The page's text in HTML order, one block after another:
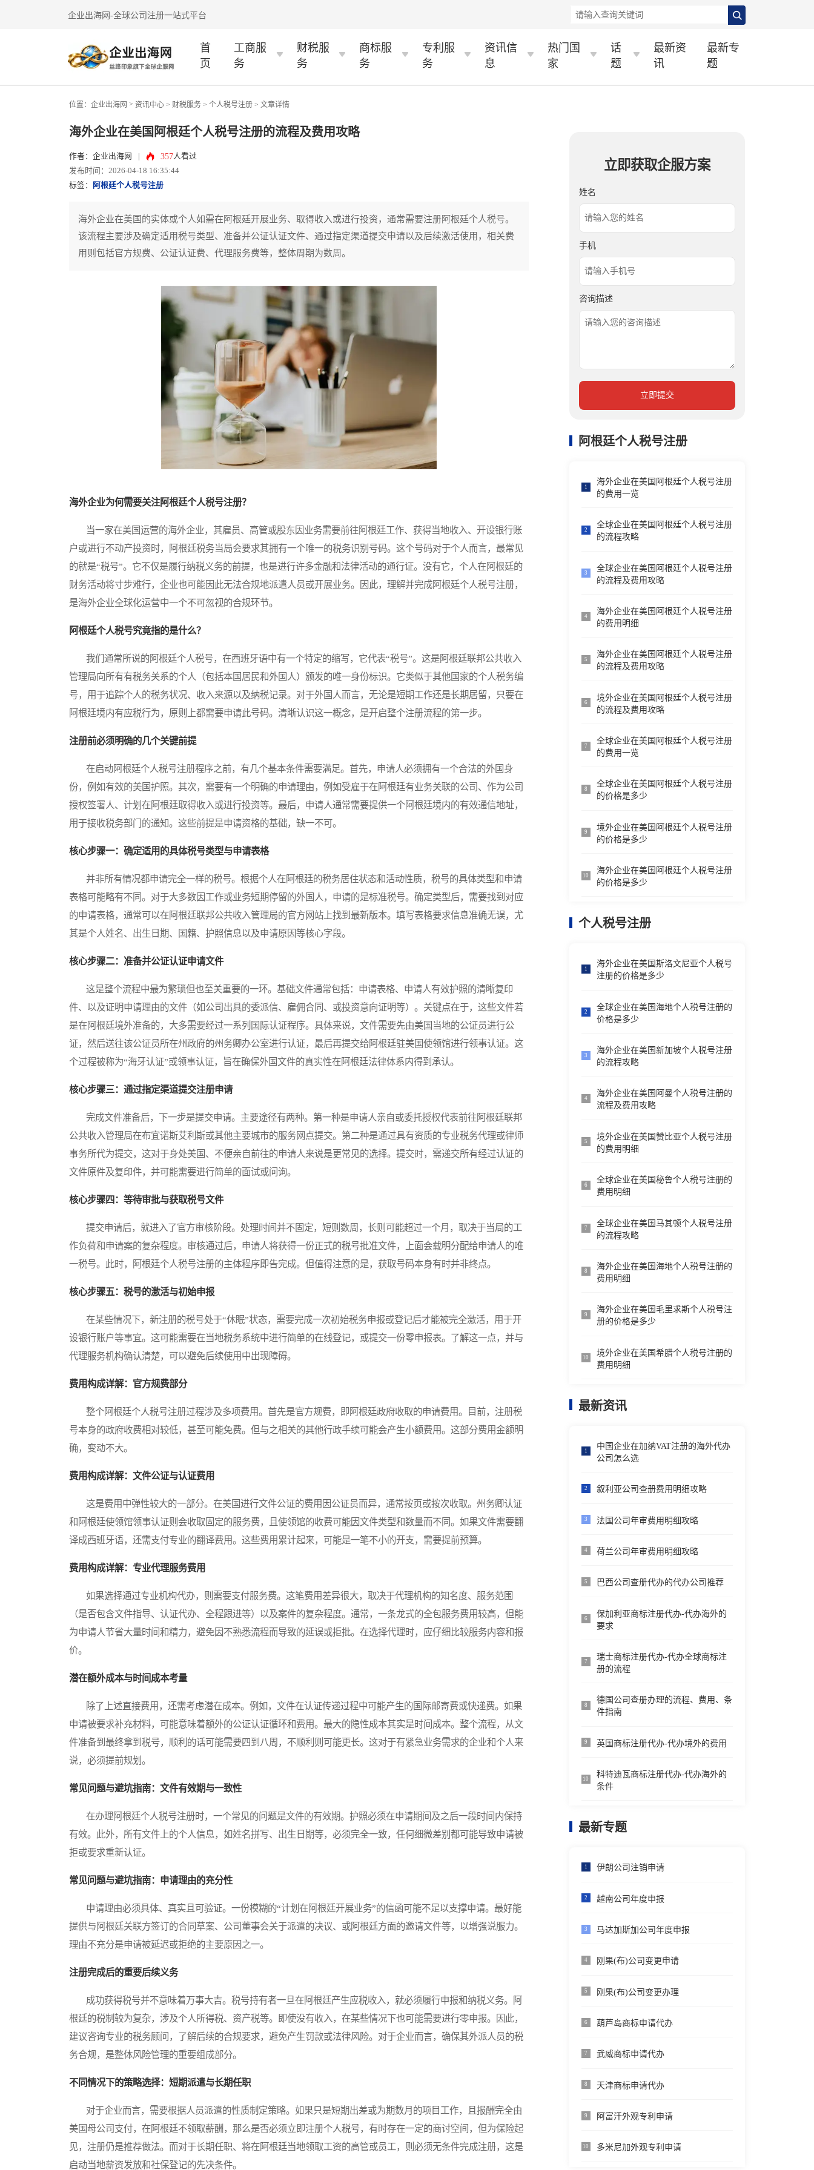
企业出海网-全球公司注册一站式平台
首
页
工商服
务
财税服
务
商标服
务
专利服
务
资讯信
息
热门国
家
话
题
最新资
讯
最新专
题
位置： 企业出海网 > 资讯中心 > 财税服务 > 个人税号注册 > 文章详情
海外企业在美国阿根廷个人税号注册的流程及费用攻略
作者：企业出海网 357人看过
发布时间：2026-04-18 16:35:44
标签：
阿根廷个人税号注册
海外企业在美国的实体或个人如需在阿根廷开展业务、取得收入或进行投资，通常需要注册阿根廷个人税号。
该流程主要涉及确定适用税号类型、准备并公证认证文件、通过指定渠道提交申请以及后续激活使用，相关费
用则包括官方规费、公证认证费、代理服务费等，整体周期为数周。
海外企业为何需要关注阿根廷个人税号注册？
当一家在美国运营的海外企业，其雇员、高管或股东因业务需要前往阿根廷工作、获得当地收入、开设银行账
户或进行不动产投资时，阿根廷税务当局会要求其拥有一个唯一的税务识别号码。这个号码对于个人而言，最常见
的就是“税号”。它不仅是履行纳税义务的前提，也是进行许多金融和法律活动的通行证。没有它，个人在阿根廷的
财务活动将寸步难行，企业也可能因此无法合规地派遣人员或开展业务。因此，理解并完成阿根廷个人税号注册，
是海外企业全球化运营中一个不可忽视的合规环节。
阿根廷个人税号究竟指的是什么？
我们通常所说的阿根廷个人税号，在西班牙语中有一个特定的缩写，它代表“税号”。这是阿根廷联邦公共收入
管理局向所有有税务关系的个人（包括本国居民和外国人）颁发的唯一身份标识。它类似于其他国家的个人税务编
号，用于追踪个人的税务状况、收入来源以及纳税记录。对于外国人而言，无论是短期工作还是长期居留，只要在
阿根廷境内有应税行为，原则上都需要申请此号码。清晰认识这一概念，是开启整个注册流程的第一步。
注册前必须明确的几个关键前提
在启动阿根廷个人税号注册程序之前，有几个基本条件需要满足。首先，申请人必须拥有一个合法的外国身
份，例如有效的美国护照。其次，需要有一个明确的申请理由，例如受雇于在阿根廷有业务关联的公司、作为公司
授权签署人、计划在阿根廷取得收入或进行投资等。最后，申请人通常需要提供一个阿根廷境内的有效通信地址，
用于接收税务部门的通知。这些前提是申请资格的基础，缺一不可。
核心步骤一：确定适用的具体税号类型与申请表格
并非所有情况都申请完全一样的税号。根据个人在阿根廷的税务居住状态和活动性质，税号的具体类型和申请
表格可能略有不同。对于大多数因工作或业务短期停留的外国人，申请的是标准税号。确定类型后，需要找到对应
的申请表格，通常可以在阿根廷联邦公共收入管理局的官方网站上找到最新版本。填写表格要求信息准确无误，尤
其是个人姓名、出生日期、国籍、护照信息以及申请原因等核心字段。
核心步骤二：准备并公证认证申请文件
这是整个流程中最为繁琐但也至关重要的一环。基础文件通常包括：申请表格、申请人有效护照的清晰复印
件、以及证明申请理由的文件（如公司出具的委派信、雇佣合同、或投资意向证明等）。关键点在于，这些文件若
是在阿根廷境外准备的，大多需要经过一系列国际认证程序。具体来说，文件需要先由美国当地的公证员进行公
证，然后送往该公证员所在州政府的州务卿办公室进行认证，最后再提交给阿根廷驻美国使领馆进行领事认证。这
个过程被称为“海牙认证”或领事认证，旨在确保外国文件的真实性在阿根廷法律体系内得到承认。
核心步骤三：通过指定渠道提交注册申请
完成文件准备后，下一步是提交申请。主要途径有两种。第一种是申请人亲自或委托授权代表前往阿根廷联邦
公共收入管理局在布宜诺斯艾利斯或其他主要城市的服务网点提交。第二种是通过具有资质的专业税务代理或律师
事务所代为提交，这对于身处美国、不便亲自前往的申请人来说是更常见的选择。提交时，需递交所有经过认证的
文件原件及复印件，并可能需要进行简单的面试或问询。
核心步骤四：等待审批与获取税号文件
提交申请后，就进入了官方审核阶段。处理时间并不固定，短则数周，长则可能超过一个月，取决于当局的工
作负荷和申请案的复杂程度。审核通过后，申请人将获得一份正式的税号批准文件，上面会载明分配给申请人的唯
一税号。此时，阿根廷个人税号注册的主体程序即告完成。但值得注意的是，获取号码本身有时并非终点。
核心步骤五：税号的激活与初始申报
在某些情况下，新注册的税号处于“休眠”状态，需要完成一次初始税务申报或登记后才能被完全激活，用于开
设银行账户等事宜。这可能需要在当地税务系统中进行简单的在线登记，或提交一份零申报表。了解这一点，并与
代理服务机构确认清楚，可以避免后续使用中出现障碍。
费用构成详解：官方规费部分
整个阿根廷个人税号注册过程涉及多项费用。首先是官方规费，即阿根廷政府收取的申请费用。目前，注册税
号本身的政府收费相对较低，甚至可能免费。但与之相关的其他行政手续可能会产生小额费用。这部分费用金额明
确，变动不大。
费用构成详解：文件公证与认证费用
这是费用中弹性较大的一部分。在美国进行文件公证的费用因公证员而异，通常按页或按次收取。州务卿认证
和阿根廷使领馆领事认证则会收取固定的服务费，且使领馆的收费可能因文件类型和数量而不同。如果文件需要翻
译成西班牙语，还需支付专业的翻译费用。这些费用累计起来，可能是一笔不小的开支，需要提前预算。
费用构成详解：专业代理服务费用
如果选择通过专业机构代办，则需要支付服务费。这笔费用差异很大，取决于代理机构的知名度、服务范围
（是否包含文件指导、认证代办、全程跟进等）以及案件的复杂程度。通常，一条龙式的全包服务费用较高，但能
为申请人节省大量时间和精力，避免因不熟悉流程而导致的延误或拒批。在选择代理时，应仔细比较服务内容和报
价。
潜在额外成本与时间成本考量
除了上述直接费用，还需考虑潜在成本。例如，文件在认证传递过程中可能产生的国际邮寄费或快递费。如果
申请被要求补充材料，可能意味着额外的公证认证循环和费用。最大的隐性成本其实是时间成本。整个流程，从文
件准备到最终拿到税号，顺利的话可能需要四到八周，不顺利则可能更长。这对于有紧急业务需求的企业和个人来
说，必须提前规划。
常见问题与避坑指南：文件有效期与一致性
在办理阿根廷个人税号注册时，一个常见的问题是文件的有效期。护照必须在申请期间及之后一段时间内保持
有效。此外，所有文件上的个人信息，如姓名拼写、出生日期等，必须完全一致，任何细微差别都可能导致申请被
拒或要求重新认证。
常见问题与避坑指南：申请理由的充分性
申请理由必须具体、真实且可验证。一份模糊的“计划在阿根廷开展业务”的信函可能不足以支撑申请。最好能
提供与阿根廷关联方签订的合同草案、公司董事会关于派遣的决议、或阿根廷方面的邀请文件等，以增强说服力。
理由不充分是申请被延迟或拒绝的主要原因之一。
注册完成后的重要后续义务
成功获得税号并不意味着万事大吉。税号持有者一旦在阿根廷产生应税收入，就必须履行申报和纳税义务。阿
根廷的税制较为复杂，涉及个人所得税、资产税等。即使没有收入，在某些情况下也可能需要进行零申报。因此，
建议咨询专业的税务顾问，了解后续的合规要求，避免产生罚款或法律风险。对于企业而言，确保其外派人员的税
务合规，是整体风险管理的重要组成部分。
不同情况下的策略选择：短期派遣与长期任职
对于企业而言，需要根据人员派遣的性质制定策略。如果只是短期出差或为期数月的项目工作，且报酬完全由
美国母公司支付，在阿根廷不领取薪酬，那么是否必须立即注册个人税号，有时存在一定的商讨空间，但为保险起
见，注册仍是推荐做法。而对于长期任职、将在阿根廷当地领取工资的高管或员工，则必须无条件完成注册，这是
启动当地薪资发放和社保登记的先决条件。
立即获取企服方案
姓名
手机
咨询描述
立即提交
阿根廷个人税号注册
1
海外企业在美国阿根廷个人税号注册
的费用一览
2
全球企业在美国阿根廷个人税号注册
的流程攻略
3
全球企业在美国阿根廷个人税号注册
的流程及费用攻略
4
海外企业在美国阿根廷个人税号注册
的费用明细
5
海外企业在美国阿根廷个人税号注册
的流程及费用攻略
6
境外企业在美国阿根廷个人税号注册
的流程及费用攻略
7
全球企业在美国阿根廷个人税号注册
的费用一览
8
全球企业在美国阿根廷个人税号注册
的价格是多少
9
境外企业在美国阿根廷个人税号注册
的价格是多少
10
海外企业在美国阿根廷个人税号注册
的价格是多少
个人税号注册
1
海外企业在美国斯洛文尼亚个人税号
注册的价格是多少
2
全球企业在美国海地个人税号注册的
价格是多少
3
海外企业在美国新加坡个人税号注册
的流程攻略
4
海外企业在美国阿曼个人税号注册的
流程及费用攻略
5
境外企业在美国赞比亚个人税号注册
的费用明细
6
全球企业在美国秘鲁个人税号注册的
费用明细
7
全球企业在美国马其顿个人税号注册
的流程攻略
8
海外企业在美国海地个人税号注册的
费用明细
9
海外企业在美国毛里求斯个人税号注
册的价格是多少
10
境外企业在美国希腊个人税号注册的
费用明细
最新资讯
1
中国企业在加纳VAT注册的海外代办
公司怎么选
2 叙利亚公司查册费用明细攻略
3 法国公司年审费用明细攻略
4 荷兰公司年审费用明细攻略
5 巴西公司查册代办的代办公司推荐
6
保加利亚商标注册代办-代办海外的
要求
7
瑞士商标注册代办-代办全球商标注
册的流程
8
德国公司查册办理的流程、费用、条
件指南
9 英国商标注册代办-代办境外的费用
10
科特迪瓦商标注册代办-代办海外的
条件
最新专题
1 伊朗公司注销申请
2 越南公司年度申报
3 马达加斯加公司年度申报
4 刚果(布)公司变更申请
5 刚果(布)公司变更办理
6 葫芦岛商标申请代办
7 武威商标申请代办
8 天津商标申请代办
9 阿富汗外观专利申请
10 多米尼加外观专利申请